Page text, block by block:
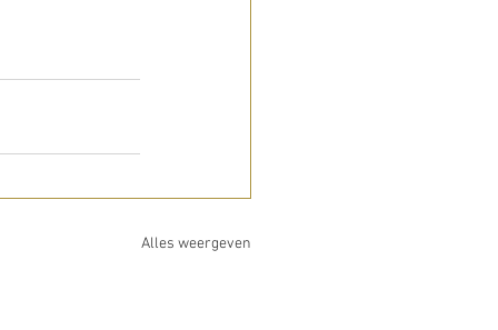
Alles weergeven